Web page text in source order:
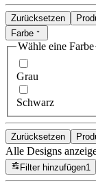
Zurücksetzen
Farbe
Wähle eine Farbe
Grau
Schwarz
Zurücksetzen
Alle Designs
Filter hinzufügen1